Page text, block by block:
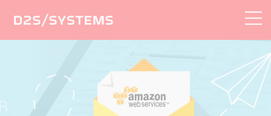
AGENTUR
LEISTUNGEN
REFERENZEN